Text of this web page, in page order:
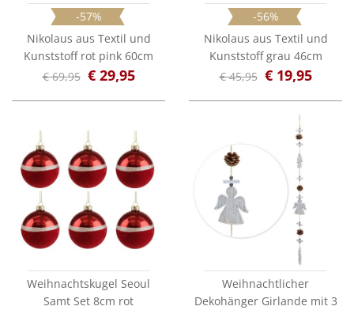
-57%
Nikolaus aus Textil und
Kunststoff rot pink 60cm
€ 69,95 € 29,95
-56%
Nikolaus aus Textil und
Kunststoff grau 46cm
€ 45,95 € 19,95
Weihnachtskugel Seoul
Samt Set 8cm rot
Weihnachtlicher
Dekohänger Girlande mit 3